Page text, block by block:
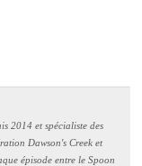
2014 et spécialiste des
Dawson's Creek et
épisode entre le Spoon